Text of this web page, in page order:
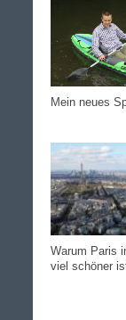
Mein neues
Warum Paris
viel schöner